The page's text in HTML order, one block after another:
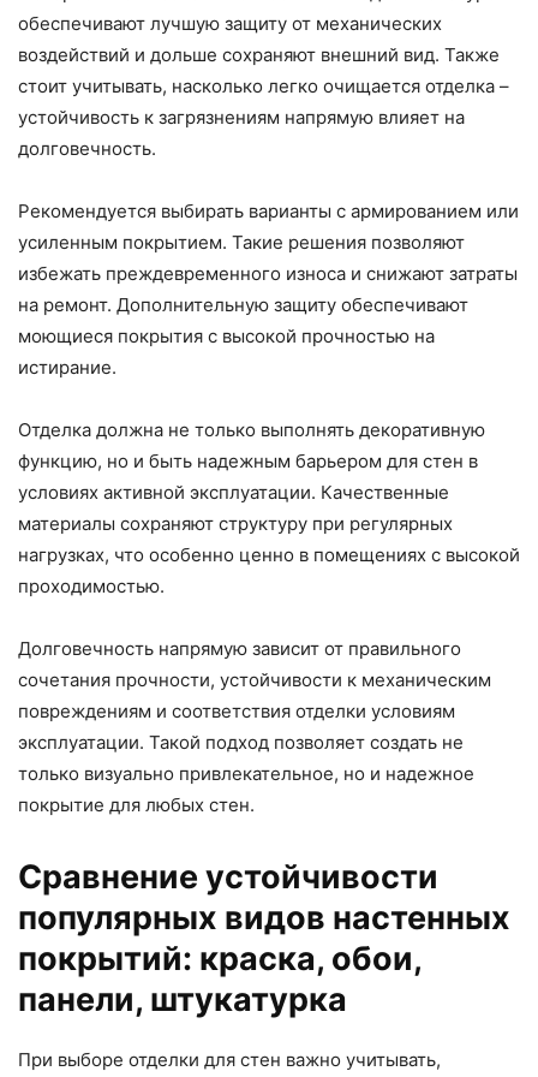
обеспечивают лучшую защиту от механических
воздействий и дольше сохраняют внешний вид. Также
стоит учитывать, насколько легко очищается отделка –
устойчивость к загрязнениям напрямую влияет на
долговечность.
Рекомендуется выбирать варианты с армированием или
усиленным покрытием. Такие решения позволяют
избежать преждевременного износа и снижают затраты
на ремонт. Дополнительную защиту обеспечивают
моющиеся покрытия с высокой прочностью на
истирание.
Отделка должна не только выполнять декоративную
функцию, но и быть надежным барьером для стен в
условиях активной эксплуатации. Качественные
материалы сохраняют структуру при регулярных
нагрузках, что особенно ценно в помещениях с высокой
проходимостью.
Долговечность напрямую зависит от правильного
сочетания прочности, устойчивости к механическим
повреждениям и соответствия отделки условиям
эксплуатации. Такой подход позволяет создать не
только визуально привлекательное, но и надежное
покрытие для любых стен.
Сравнение устойчивости
популярных видов настенных
покрытий: краска, обои,
панели, штукатурка
При выборе отделки для стен важно учитывать,